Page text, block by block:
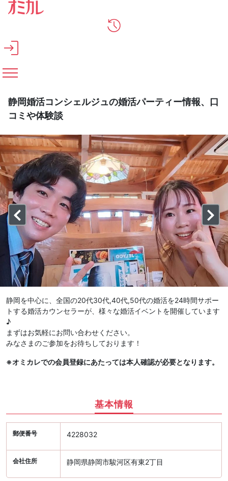
メインコンテンツへスキップ
静岡婚活コンシェルジュの婚活パーティー情報、口
コミや体験談
静岡を中心に、全国の20代30代,40代,50代の婚活を24時間サポー
トする婚活カウンセラーが、様々な婚活イベントを開催しています
♪
まずはお気軽にお問い合わせください。
みなさまのご参加をお待ちしております！
※オミカレでの会員登録にあたっては本人確認が必要となります。
基本情報
郵便番号 4228032
会社住所 静岡県静岡市駿河区有東2丁目